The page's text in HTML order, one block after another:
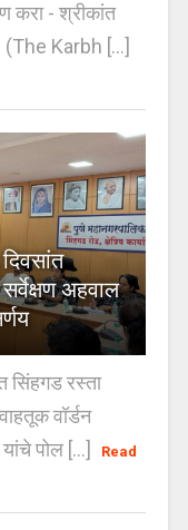
करा - श्रीकांत
Karbh [...]
अहवाल
सिंहगड रस्ता
वॉर्डन
पोल [...]
Read